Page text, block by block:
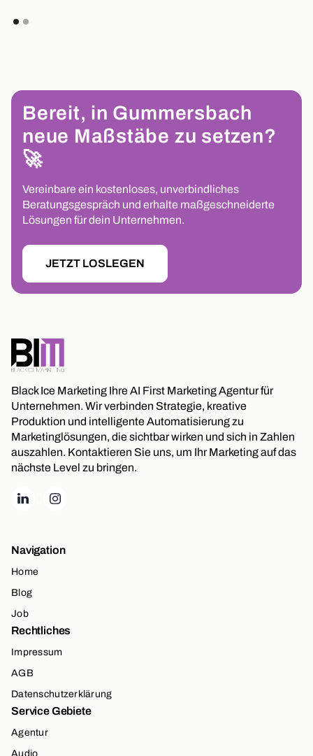
Bereit, in Gummersbach
neue Maßstäbe zu setzen?
🚀
Vereinbare ein kostenloses, unverbindliches
Beratungsgespräch und erhalte maßgeschneiderte
Lösungen für dein Unternehmen.
JETZT LOSLEGEN
Black Ice Marketing Ihre AI First Marketing Agentur für
Unternehmen. Wir verbinden Strategie, kreative
Produktion und intelligente Automatisierung zu
Marketinglösungen, die sichtbar wirken und sich in Zahlen
auszahlen. Kontaktieren Sie uns, um Ihr Marketing auf das
nächste Level zu bringen.
Navigation
Home
Blog
Job
Rechtliches
Impressum
AGB
Datenschutzerklärung
Service Gebiete
Agentur
Audio